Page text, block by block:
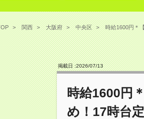
関西 大阪府 中央区 時給1600円＊
掲載日 :2026/07/13
時給1600円
め！17時台